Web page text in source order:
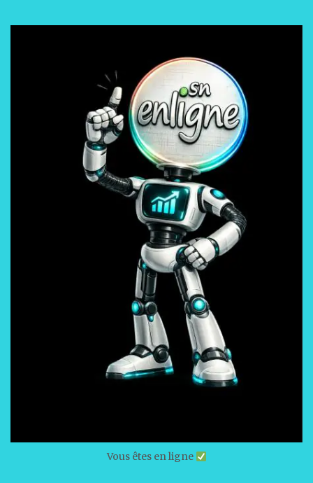
Vous êtes en ligne